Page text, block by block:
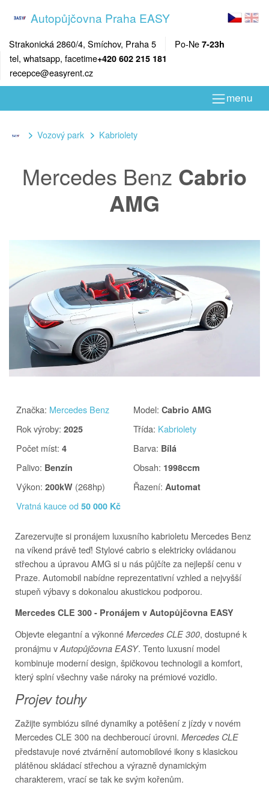
Autopůjčovna Praha EASY
Strakonická 2860/4, Smíchov, Praha 5 Po-Ne 7-23h
tel, whatsapp, facetime+420 602 215 181
recepce@easyrent.cz
menu
Vozový park Kabriolety
Mercedes Benz Cabrio
AMG
Značka: Mercedes Benz Model:Cabrio AMG
Rok výroby: 2025 Třída: Kabriolety
Počet míst: 4 Barva: Bílá
Palivo: Benzín Obsah: 1998ccm
Výkon: 200kW (268hp) Řazení: Automat
Vratná kauce od 50 000 Kč
Zarezervujte si pronájem luxusního kabrioletu Mercedes Benz
na víkend právě teď! Stylové cabrio s elektricky ovládanou
střechou a úpravou AMG si u nás půjčíte za nejlepší cenu v
Praze. Automobil nabídne reprezentativní vzhled a nejvyšší
stupeň výbavy s dokonalou akustickou podporou.
Mercedes CLE 300 - Pronájem v Autopůjčovna EASY
Objevte elegantní a výkonné Mercedes CLE 300, dostupné k
pronájmu v Autopůjčovna EASY. Tento luxusní model
kombinuje moderní design, špičkovou technologii a komfort,
který splní všechny vaše nároky na prémiové vozidlo.
Projev touhy
Zažijte symbiózu silné dynamiky a potěšení z jízdy v novém
Mercedes CLE 300 na dechberoucí úrovni. Mercedes CLE
představuje nové ztvárnění automobilové ikony s klasickou
plátěnou skládací střechou a výrazně dynamickým
charakterem, vrací se tak ke svým kořenům.